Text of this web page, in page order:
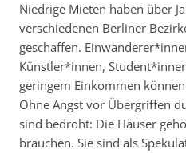
Niedrige Mieten haben über
verschiedenen Berliner
geschaffen.
Künstler*innen,
geringem Einkommen
Ohne Angst vor Übergriffen
sind bedroht: Die Häuser
brauchen. Sie sind als